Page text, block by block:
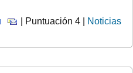
| Puntuación 4 |
Noticias